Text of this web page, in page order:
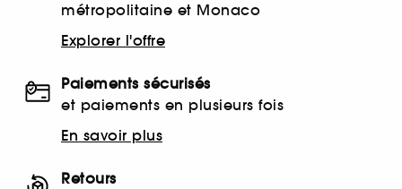
métropolitaine et Monaco
Explorer l'offre
Paiements sécurisés
et paiements en plusieurs fois
En savoir plus
Retours